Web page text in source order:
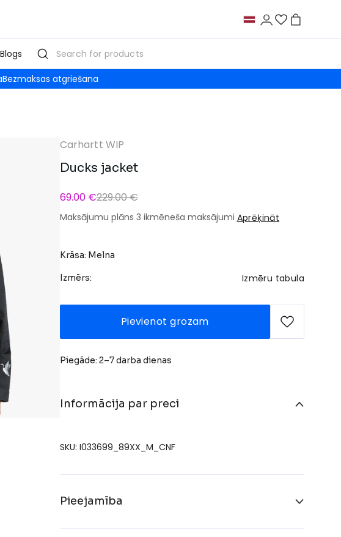
Blogs
Bezmaksas atgriešana
Carhartt WIP
Ducks jacket
69.00 €229.00 €
Maksājumu plāns 3 ikmēneša maksājumi Aprēķināt
Krāsa: Melna
Izmērs: Izmēru tabula
Pievienot grozam
Piegāde: 2–7 darba dienas
Informācija par preci
SKU: I033699_89XX_M_CNF
Pieejamība